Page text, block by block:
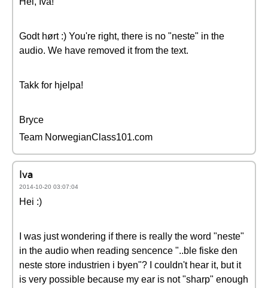
Godt hørt :) You're right, there is no "neste" in the
audio. We have removed it from the text.
Takk for hjelpa!
Bryce
Team NorwegianClass101.com
Iva
2014-10-20 03:07:04
Hei :)
I was just wondering if there is really the word "neste"
in the audio when reading sencence "..ble fiske den
neste store industrien i byen"? I couldn't hear it, but it
is very possible because my ear is not "sharp" enough